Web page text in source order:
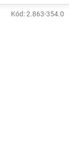
Kód:2.863-354.0